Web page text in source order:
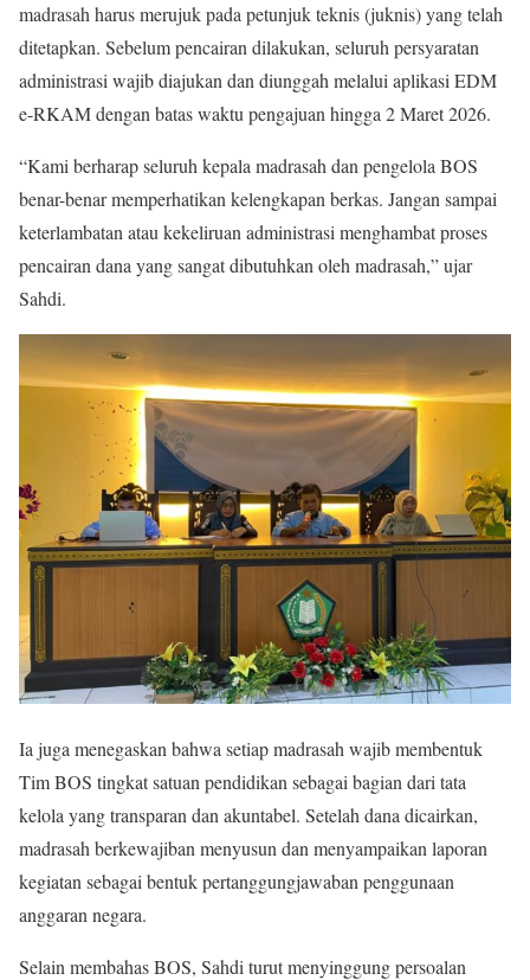
madrasah harus merujuk pada petunjuk teknis (juknis) yang telah
ditetapkan. Sebelum pencairan dilakukan, seluruh persyaratan
administrasi wajib diajukan dan diunggah melalui aplikasi EDM
e-RKAM dengan batas waktu pengajuan hingga 2 Maret 2026.
“Kami berharap seluruh kepala madrasah dan pengelola BOS
benar-benar memperhatikan kelengkapan berkas. Jangan sampai
keterlambatan atau kekeliruan administrasi menghambat proses
pencairan dana yang sangat dibutuhkan oleh madrasah,” ujar
Sahdi.
Ia juga menegaskan bahwa setiap madrasah wajib membentuk
Tim BOS tingkat satuan pendidikan sebagai bagian dari tata
kelola yang transparan dan akuntabel. Setelah dana dicairkan,
madrasah berkewajiban menyusun dan menyampaikan laporan
kegiatan sebagai bentuk pertanggungjawaban penggunaan
anggaran negara.
Selain membahas BOS, Sahdi turut menyinggung persoalan